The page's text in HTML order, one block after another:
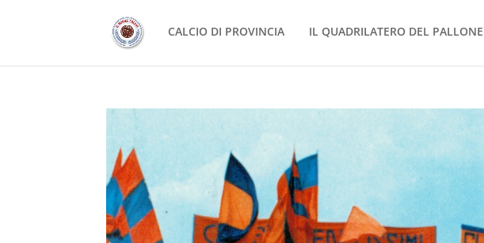
CALCIO DI PROVINCIA IL QUADRILATERO DEL PALLONE